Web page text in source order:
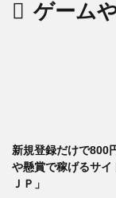
ゲーム
新規登録だけで800
や懸賞で稼げるサイ
ＪＰ」